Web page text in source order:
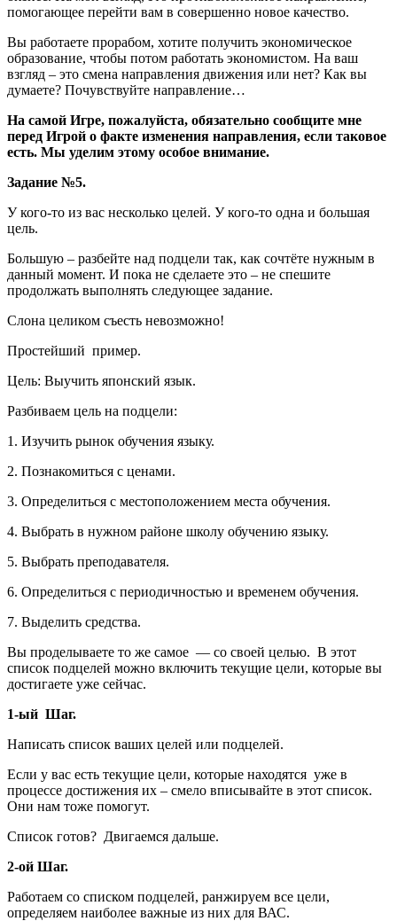
помогающее перейти вам в совершенно новое качество.
Вы работаете прорабом, хотите получить экономическое
образование, чтобы потом работать экономистом. На ваш
взгляд – это смена направления движения или нет? Как вы
думаете? Почувствуйте направление…
На самой Игре, пожалуйста, обязательно сообщите мне
перед Игрой о факте изменения направления, если таковое
есть. Мы уделим этому особое внимание.
Задание №5.
У кого-то из вас несколько целей. У кого-то одна и большая
цель.
Большую – разбейте над подцели так, как сочтёте нужным в
данный момент. И пока не сделаете это – не спешите
продолжать выполнять следующее задание.
Слона целиком съесть невозможно!
Простейший пример.
Цель: Выучить японский язык.
Разбиваем цель на подцели:
1. Изучить рынок обучения языку.
2. Познакомиться с ценами.
3. Определиться с местоположением места обучения.
4. Выбрать в нужном районе школу обучению языку.
5. Выбрать преподавателя.
6. Определиться с периодичностью и временем обучения.
7. Выделить средства.
Вы проделываете то же самое — со своей целью. В этот
список подцелей можно включить текущие цели, которые вы
достигаете уже сейчас.
1-ый Шаг.
Написать список ваших целей или подцелей.
Если у вас есть текущие цели, которые находятся уже в
процессе достижения их – смело вписывайте в этот список.
Они нам тоже помогут.
Список готов? Двигаемся дальше.
2-ой Шаг.
Работаем со списком подцелей, ранжируем все цели,
определяем наиболее важные из них для ВАС.